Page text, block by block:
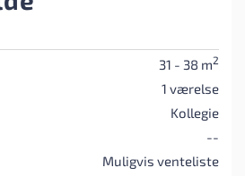
31 - 38 m2
1 værelse
Kollegie
--
Muligvis venteliste